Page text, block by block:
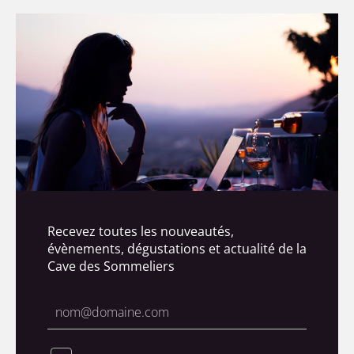
Recevez toutes les nouveautés,
évènements, dégustations et actualité de la
Cave des Sommeliers